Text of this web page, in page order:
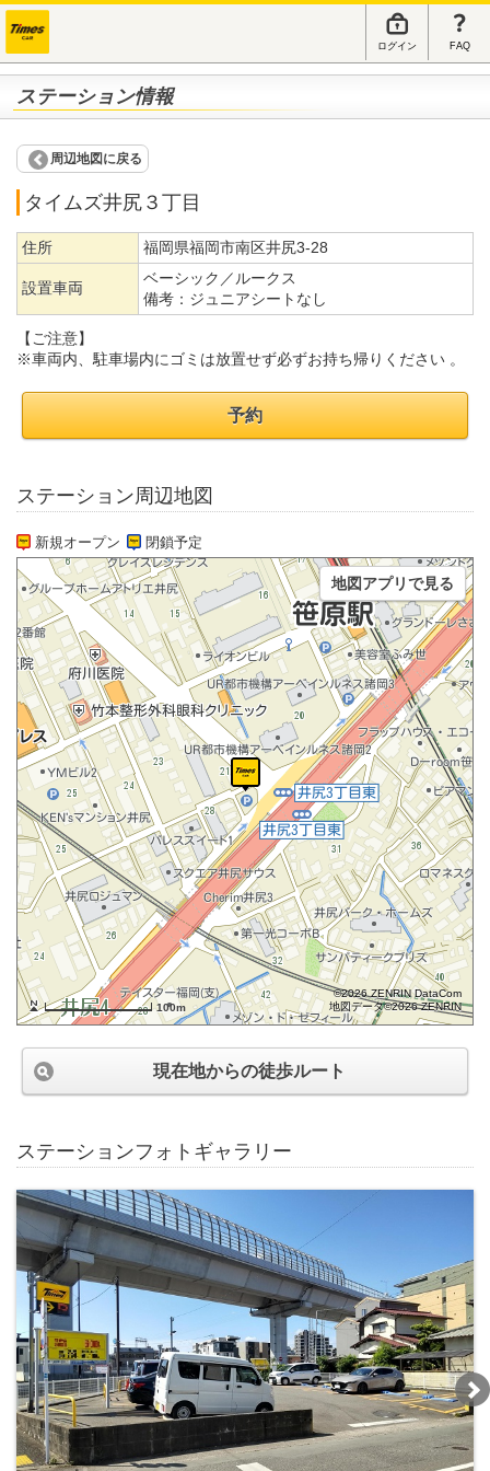
ログイン FAQ
ステーション情報
周辺地図に戻る
タイムズ井尻３丁目
住所 福岡県福岡市南区井尻3-28
設置車両
ベーシック／ルークス
備考： ジュニアシートなし
【ご注意】
※車両内、駐車場内にゴミは放置せず必ずお持ち帰りください 。
予約
ステーション周辺地図
新規オープン 閉鎖予定
100m
©2026 ZENRIN DataCom
地図データ©2026 ZENRIN
地図アプリで見る
現在地からの徒歩ルート
ステーションフォトギャラリー